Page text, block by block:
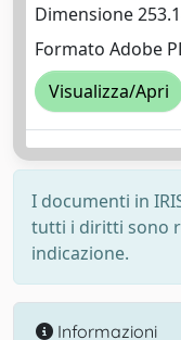
Dimensione
Formato Adobe
Visualizza/Apri
I documenti in
tutti i diritti sono
indicazione.
Informazioni